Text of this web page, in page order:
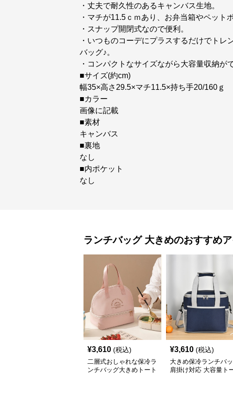
・丈夫で耐久性のあるキャンバス生地。
・マチが11.5ｃｍあり、お弁当箱やペット
・スナップ開閉式なので便利。
・いつものコーデにプラスするだけでトレ
バッグ♪。
・コンパクトなサイズながら大容量収納が
■サイズ(約cm)
幅35×高さ29.5×マチ11.5×持ち手20/160ｇ
■カラー
画像に記載
■素材
キャンバス
■裏地
なし
■内ポケット
なし
ランチバッグ 大きめのおすすめ
¥3,610 (税込)
二層式おしゃれな保冷ラ
ンチバッグ大きめトート
¥3,610 (税込)
大きめ保冷ランチバ
肩掛け対応 大容量ト